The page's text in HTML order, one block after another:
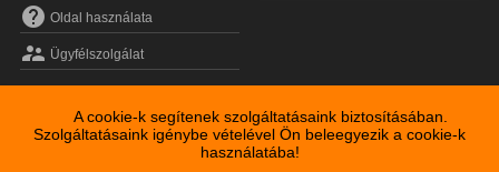
A cookie-k segítenek szolgáltatásaink biztosításában.
Szolgáltatásaink igénybe vételével Ön beleegyezik a cookie-k
használatába!
 Oldal használata
 Ügyfélszolgálat